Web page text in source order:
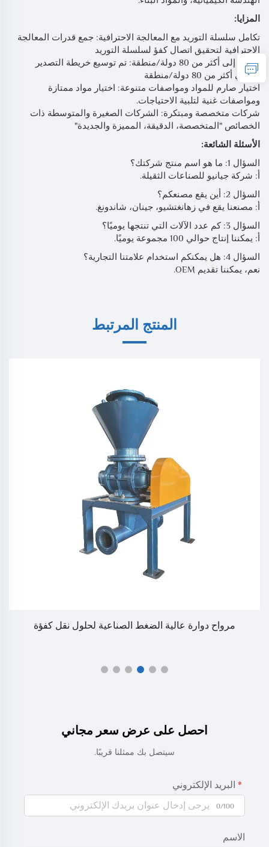
المزايا:
تكامل سلسلة التوريد مع المعالجة الاحترافية: جمع قدرات المعالجة
الاحترافية لتحقيق اتصال كفؤ لسلسلة التوريد
تصدير إلى أكثر من 80 دولة/منطقة: تم توسيع خريطة التصدير
لتغطي أكثر من 80 دولة/منطقة
اختيار صارم للمواد ومواصفات متنوعة: اختيار مواد ممتازة
ومواصفات غنية لتلبية الاحتياجات.
شركات متخصصة ومبتكرة: الشركات الصغيرة والمتوسطة ذات
الخصائص "المتخصصة، الدقيقة، المميزة والجديدة"
الأسئلة الشائعة:
السؤال 1: ما هو اسم منتج شركتك؟
أ: شركة جيانيو للصناعات الثقيلة.
السؤال 2: أين يقع مصنعكم؟
أ: مصنعنا يقع في زهانغتشيو، جينان، شاندونغ.
السؤال 3: كم عدد الآلات التي تنتجها يوميًا؟
أ: يمكننا إنتاج حوالي 100 مجموعة يوميًا.
السؤال 4: هل يمكنكم استخدام علامتنا التجارية؟
نعم، يمكننا تقديم OEM.
المنتج المرتبط
مرواح دوارة عالية الضغط الصناعية لحلول نقل كفؤة
احصل على عرض سعر مجاني
سيتصل بك ممثلنا قريبًا.
البريد الإلكتروني
0/100
الاسم